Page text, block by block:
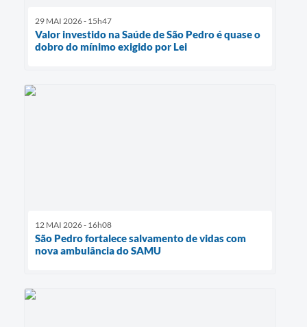
29 MAI 2026 - 15h47
Valor investido na Saúde de São Pedro é quase o
dobro do mínimo exigido por Lei
12 MAI 2026 - 16h08
São Pedro fortalece salvamento de vidas com
nova ambulância do SAMU